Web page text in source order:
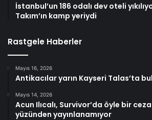
İstanbul’un 186 odalı dev oteli
Takım’ın kamp yeriydi
Rastgele Haberler
Mayıs 16, 2026
Antikacılar yarın Kayseri Talas’ta
Mayıs 14, 2026
Acun Ilıcalı, Survivor’da öyle bir ceza
yüzünden yayınlanamıyor